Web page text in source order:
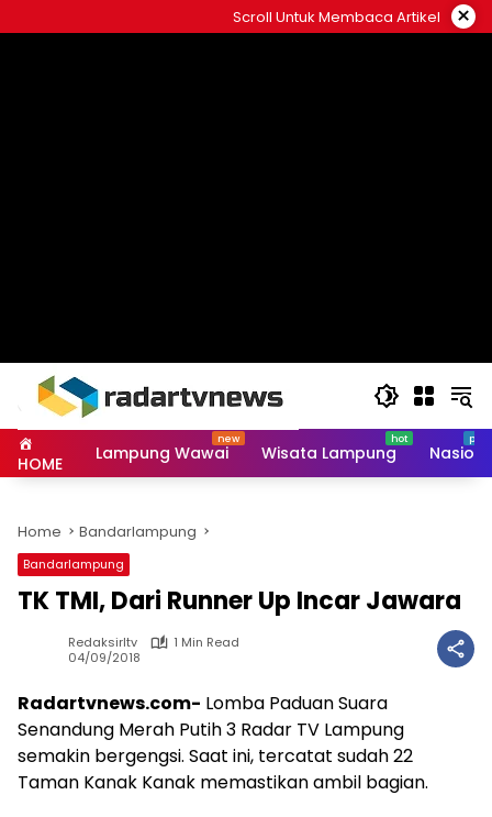
to
Scroll Untuk Membaca Artikel ×
HOME Lampung Wawai Wisata Lampung
Home Bandarlampung
Bandarlampung
TK TMI, Dari Runner Up Incar Jawara
Redaksirltv
1 Min Read
04/09/2018
Radartvnews.com- Lomba Paduan Suara
Senandung Merah Putih 3 Radar TV Lampung
semakin bergengsi. Saat ini, tercatat sudah 22
Taman Kanak Kanak memastikan ambil bagian.